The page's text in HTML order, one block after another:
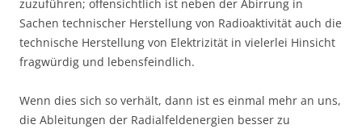
zuzuführen; offensichtlich ist neben der Abirrung in
Sachen technischer Herstellung von Radioaktivität auch die
technische Herstellung von Elektrizität in vielerlei Hinsicht
fragwürdig und lebensfeindlich.
Wenn dies sich so verhält, dann ist es einmal mehr an uns,
die Ableitungen der Radialfeldenergien besser zu